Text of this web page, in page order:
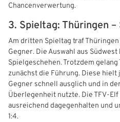
Chancenverwertung.
3. Spieltag: Thüringen –
Am dritten Spieltag traf
Gegner. Die Auswahl aus
Spielgeschehen. Trotzdem
zunächst die Führung. Diese hielt
Gegner schnell ausglich und in
Überlegenheit nutzte. Die
ausreichend dagegenhalten und
1:4.